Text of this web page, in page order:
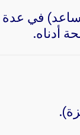
(أستاذ مساعد) في عدة
أدناه.